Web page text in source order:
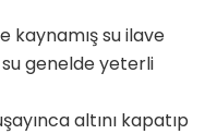
kaynamış su ilave
genelde yeterli
altını kapatıp